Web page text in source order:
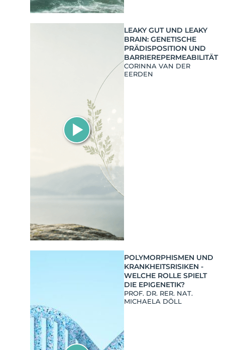
LEAKY GUT UND LEAKY
BRAIN: GENETISCHE
PRÄDISPOSITION UND
BARRIEREPERMEABILITÄT
CORINNA VAN DER
EERDEN
POLYMORPHISMEN UND
KRANKHEITSRISIKEN -
WELCHE ROLLE SPIELT
DIE EPIGENETIK?
PROF. DR. RER. NAT.
MICHAELA DÖLL